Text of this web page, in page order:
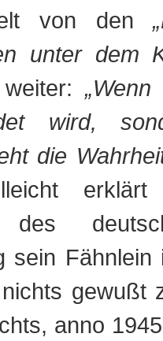
von den
unter dem
wird,
die
des
sein
gewußt
anno